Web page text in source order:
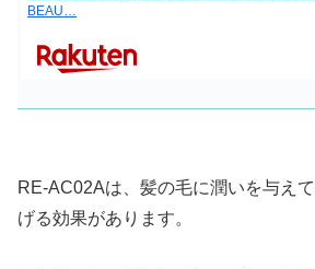
BEAU…
RE-AC02Aは、髪の毛に潤いを与え
げる効果があります。